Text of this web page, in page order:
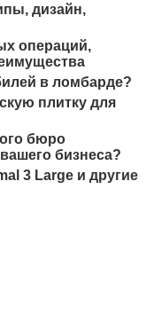
дизайн,
операций,
в ломбарде?
плитку для
бюро
бизнеса?
3 Large и другие